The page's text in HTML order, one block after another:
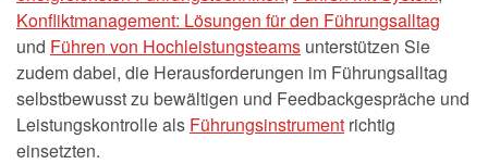
Konfliktmanagement: Lösungen für den Führungsalltag
und Führen von Hochleistungsteams unterstützen Sie
zudem dabei, die Herausforderungen im Führungsalltag
selbstbewusst zu bewältigen und Feedbackgespräche und
Leistungskontrolle als Führungsinstrument richtig
einsetzten.